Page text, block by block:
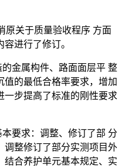
原关于质量验收程序 方面
进行了修订。
金属构件、路面面层平 整
值的最低合格率要求，增加
一步提高了标准的刚性要求
要求：调整、修订了部 分
调整修订了部分实测项目外
结合养护单元基本规定、实